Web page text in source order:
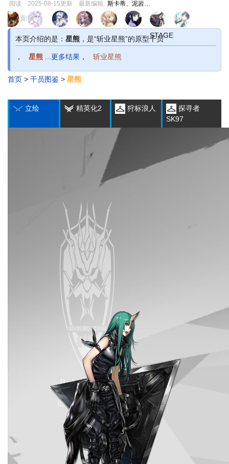
阅读 2025-08-15更新 最新编辑: 斯卡蒂、泥岩老公
跳
到
跳
到
页面贡献者 :
本页介绍的是： 星熊 ，是“斩业星熊”的原型干员
， 星熊 ...更多结果 ， 斩业星熊
首页 > 干员图鉴 > 星熊
立绘 精英化2 狩标浪人
探寻者
SK97
1
STAGE
2
STAGE
3
STAGE
1
STAGE
2
STAGE
3
STAGE